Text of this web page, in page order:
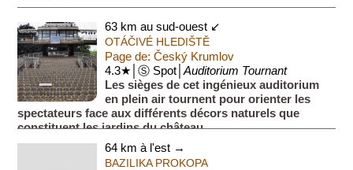
63 km au sud-ouest ↙
OTÁČIVÉ HLEDIŠTĚ
Page de: Český Krumlov
4.3★│Ⓢ Spot│Auditorium Tournant
Les sièges de cet ingénieux auditorium
en plein air tournent pour orienter les
spectateurs face aux différents décors naturels que
constituent les jardins du château.
64 km à l'est →
BAZILIKA PROKOPA